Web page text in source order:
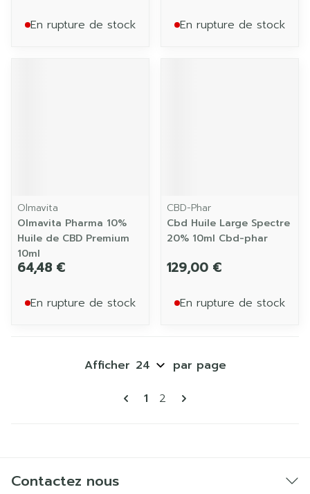
En rupture de stock En rupture de stock
Olmavita
Olmavita Pharma 10%
Huile de CBD Premium
10ml
64,48 €
En rupture de stock
CBD-Phar
Cbd Huile Large Spectre
20% 10ml Cbd-phar
129,00 €
En rupture de stock
Pages
Vous lisez actuellement la
1 Page
2
Afficher par page
Contactez nous